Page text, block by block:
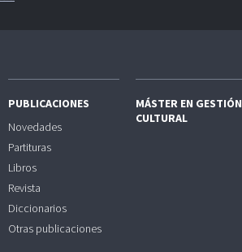
PUBLICACIONES
Novedades
Partituras
Libros
Revista
Diccionarios
Otras publicaciones
MÁSTER EN GESTIÓN
CULTURAL